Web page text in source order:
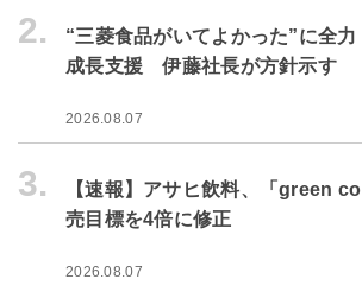
2.
“三菱食品がいてよかった”に全
成長支援 伊藤社長が方針示す
2026.08.07
3.
【速報】アサヒ飲料、「green
売目標を4倍に修正
2026.08.07